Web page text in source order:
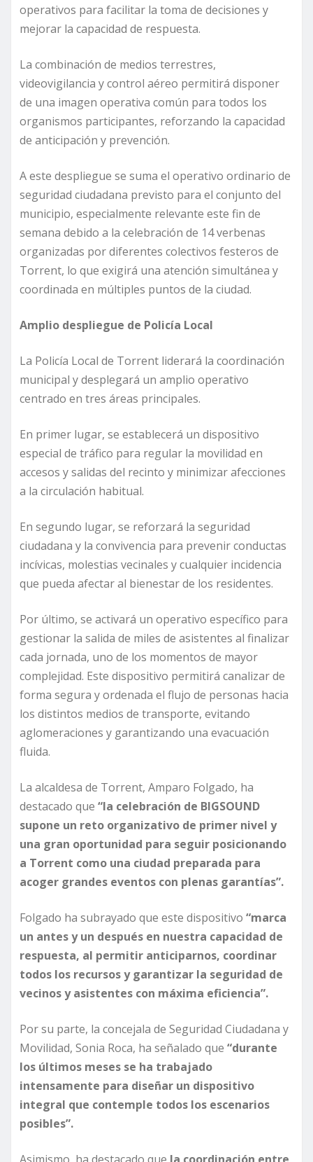
operativos para facilitar la toma de decisiones y
mejorar la capacidad de respuesta.
La combinación de medios terrestres,
videovigilancia y control aéreo permitirá disponer
de una imagen operativa común para todos los
organismos participantes, reforzando la capacidad
de anticipación y prevención.
A este despliegue se suma el operativo ordinario de
seguridad ciudadana previsto para el conjunto del
municipio, especialmente relevante este fin de
semana debido a la celebración de 14 verbenas
organizadas por diferentes colectivos festeros de
Torrent, lo que exigirá una atención simultánea y
coordinada en múltiples puntos de la ciudad.
Amplio despliegue de Policía Local
La Policía Local de Torrent liderará la coordinación
municipal y desplegará un amplio operativo
centrado en tres áreas principales.
En primer lugar, se establecerá un dispositivo
especial de tráfico para regular la movilidad en
accesos y salidas del recinto y minimizar afecciones
a la circulación habitual.
En segundo lugar, se reforzará la seguridad
ciudadana y la convivencia para prevenir conductas
incívicas, molestias vecinales y cualquier incidencia
que pueda afectar al bienestar de los residentes.
Por último, se activará un operativo específico para
gestionar la salida de miles de asistentes al finalizar
cada jornada, uno de los momentos de mayor
complejidad. Este dispositivo permitirá canalizar de
forma segura y ordenada el flujo de personas hacia
los distintos medios de transporte, evitando
aglomeraciones y garantizando una evacuación
fluida.
La alcaldesa de Torrent, Amparo Folgado, ha
destacado que “la celebración de BIGSOUND
supone un reto organizativo de primer nivel y
una gran oportunidad para seguir posicionando
a Torrent como una ciudad preparada para
acoger grandes eventos con plenas garantías”.
Folgado ha subrayado que este dispositivo “marca
un antes y un después en nuestra capacidad de
respuesta, al permitir anticiparnos, coordinar
todos los recursos y garantizar la seguridad de
vecinos y asistentes con máxima eficiencia”.
Por su parte, la concejala de Seguridad Ciudadana y
Movilidad, Sonia Roca, ha señalado que “durante
los últimos meses se ha trabajado
intensamente para diseñar un dispositivo
integral que contemple todos los escenarios
posibles”.